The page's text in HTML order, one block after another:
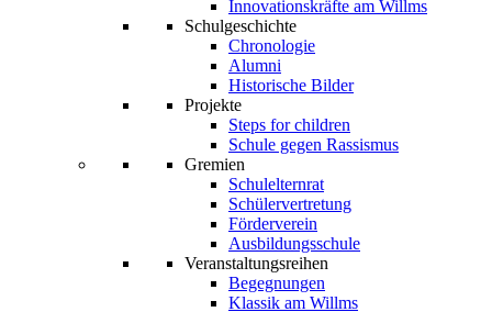
Innovationskräfte am Willms
Schulgeschichte
Chronologie
Alumni
Historische Bilder
Projekte
Steps for children
Schule gegen Rassismus
Gremien
Schulelternrat
Schülervertretung
Förderverein
Ausbildungsschule
Veranstaltungsreihen
Begegnungen
Klassik am Willms